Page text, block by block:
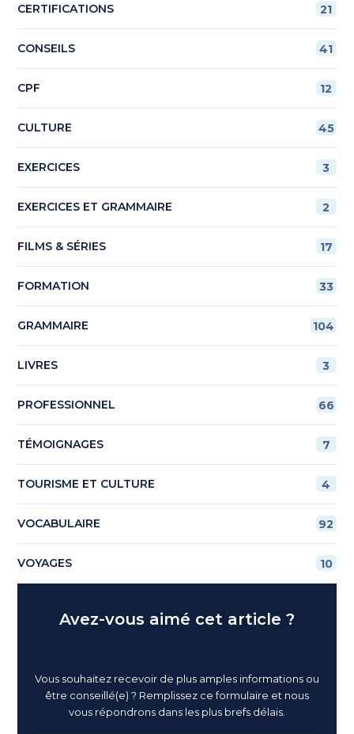
CERTIFICATIONS 21
CONSEILS 41
CPF 12
CULTURE 45
EXERCICES 3
EXERCICES ET GRAMMAIRE 2
FILMS & SÉRIES 17
FORMATION 33
GRAMMAIRE 104
LIVRES 3
PROFESSIONNEL 66
TÉMOIGNAGES 7
TOURISME ET CULTURE 4
VOCABULAIRE 92
VOYAGES 10
Avez-vous aimé cet article ?
Vous souhaitez recevoir de plus amples informations ou
être conseillé(e) ? Remplissez ce formulaire et nous
vous répondrons dans les plus brefs délais.